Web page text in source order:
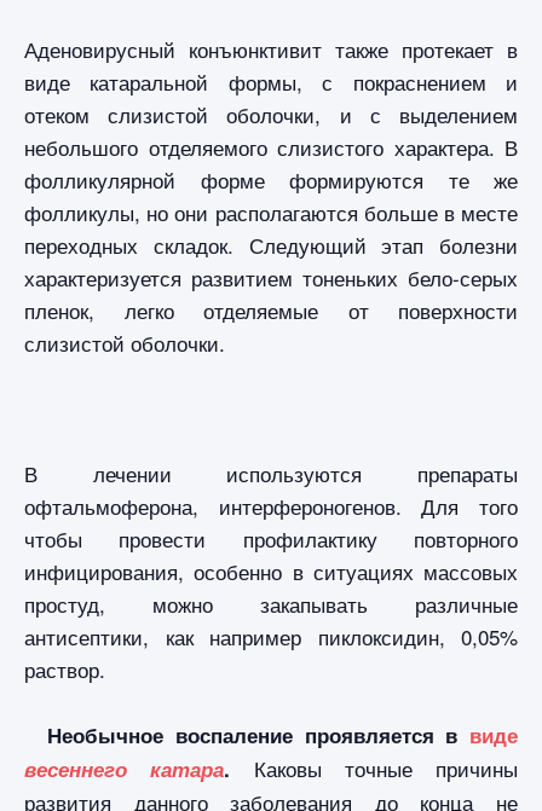
Аденовирусный конъюнктивит также протекает в
виде катаральной формы, с покраснением и
отеком слизистой оболочки, и с выделением
небольшого отделяемого слизистого характера. В
фолликулярной форме формируются те же
фолликулы, но они располагаются больше в месте
переходных складок. Следующий этап болезни
характеризуется развитием тоненьких бело-серых
пленок, легко отделяемые от поверхности
слизистой оболочки.
В лечении используются препараты
офтальмоферона, интерфероногенов. Для того
чтобы провести профилактику повторного
инфицирования, особенно в ситуациях массовых
простуд, можно закапывать различные
антисептики, как например пиклоксидин, 0,05%
раствор.
Необычное воспаление проявляется в виде
весеннего катара. Каковы точные причины
развития данного заболевания до конца не